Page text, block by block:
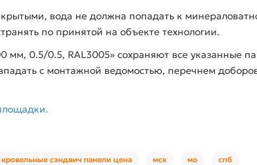
вода не должна попадать к
по принятой на объекте технологии.
0.5/0.5, RAL3005» сохраняют все указанные
с монтажной ведомостью, перечнем
кровельные сэндвич панели цена мск мо спб